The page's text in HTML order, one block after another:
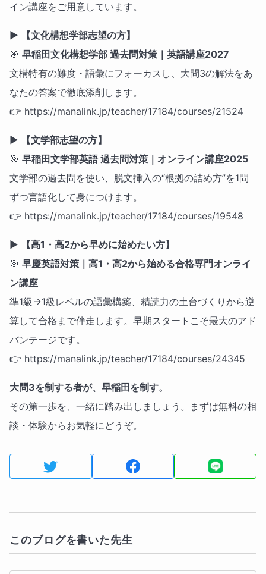
イン講座をご用意しています。
▶
【文化構想学部志望の方】
🎯 早稲田文化構想学部 過去問対策｜英語講座2027
文構特有の難度・語彙にフォーカスし、大問3の解法をあ
なたの答案で徹底添削します。
👉 https://manalink.jp/teacher/17184/courses/21524
▶
【文学部志望の方】
🎯 早稲田文学部英語 過去問対策｜オンライン講座2025
文学部の過去問を使い、脱文挿入の“根拠の詰め方”を1問
ずつ言語化して身につけます。
👉 https://manalink.jp/teacher/17184/courses/19548
▶
【高1・高2から早めに始めたい方】
🎯 早慶英語対策｜高1・高2から始める合格専門オンライ
ン講座
準1級→1級レベルの語彙構築、精読力の土台づくりから逆
算して合格まで伴走します。早期スタートこそ最大のアド
バンテージです。
👉 https://manalink.jp/teacher/17184/courses/24345
大問3を制する者が、早稲田を制す。
その第一歩を、一緒に踏み出しましょう。まずは無料の相
談・体験からお気軽にどうぞ。
このブログを書いた先生